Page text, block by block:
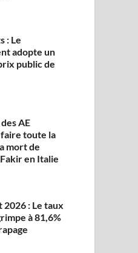
: Le
adopte un
public de
AE
toute la
mort de
en Italie
2026 : Le taux
à 81,6%